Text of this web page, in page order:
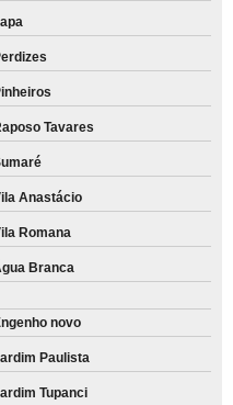
Tavares
Anastácio
Romana
Branca
novo
Paulista
Tupanci